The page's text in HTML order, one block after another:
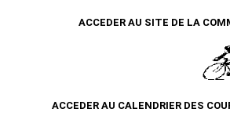
ACCEDER AU SITE DE LA
ACCEDER AU CALENDRIER DES